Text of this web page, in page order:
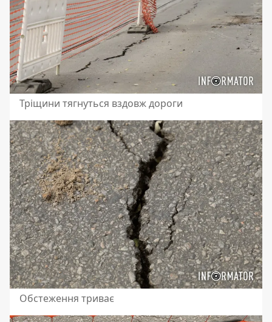
Тріщини тягнуться вздовж дороги
Обстеження триває